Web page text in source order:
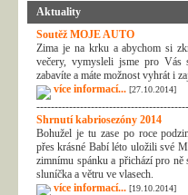
Aktuality
Soutěž MOJE AUTO
Zima je na krku a abychom si
večery, vymysleli jsme pro Vás
zabavíte a máte možnost vyhrát i
více informací... [27.10.2014]
Shrnutí kabriosezóny 2014
Bohužel je tu zase po roce
přes krásné Babí léto uložili své
zimnímu spánku a přichází pro ně
sluníčka a větru ve vlasech.
více informací... [19.10.2014]